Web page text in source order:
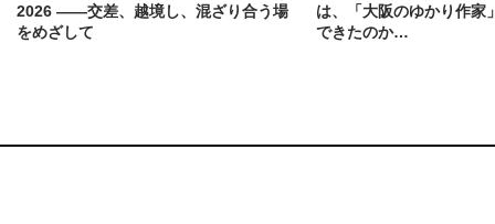
2026 ——交差、越境し、混ざり合う場
をめざして
は、「大阪のゆかり作家
できたのか…